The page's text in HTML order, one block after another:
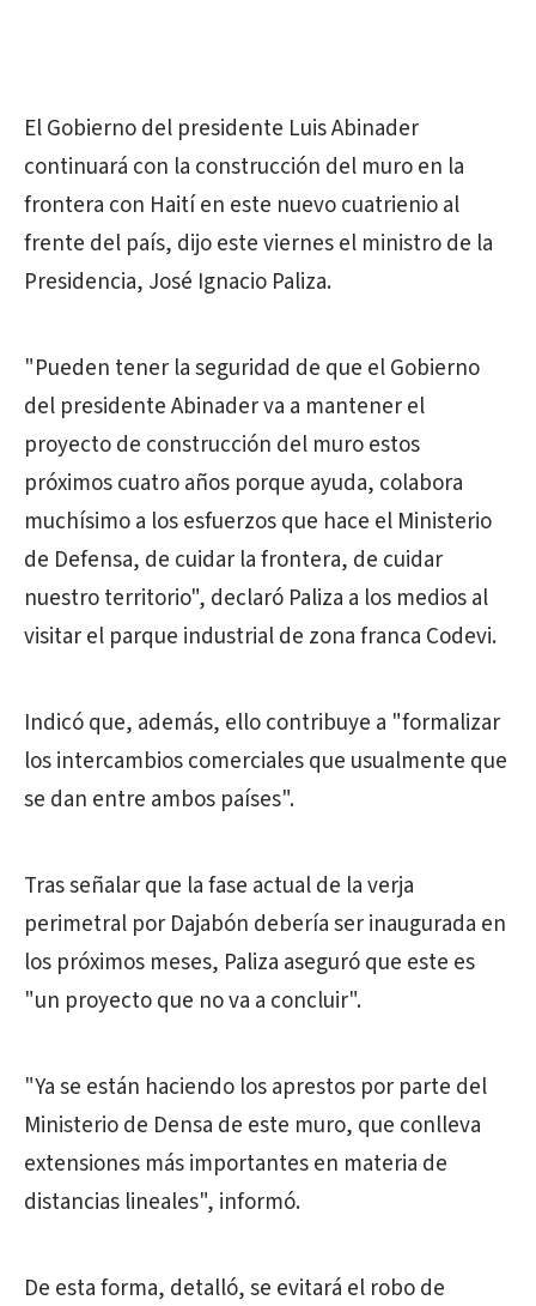
El Gobierno del presidente Luis Abinader
continuará con la construcción del muro en la
frontera con Haití en este nuevo cuatrienio al
frente del país, dijo este viernes el ministro de la
Presidencia, José Ignacio Paliza.
"Pueden tener la seguridad de que el Gobierno
del presidente Abinader va a mantener el
proyecto de construcción del muro estos
próximos cuatro años porque ayuda, colabora
muchísimo a los esfuerzos que hace el Ministerio
de Defensa, de cuidar la frontera, de cuidar
nuestro territorio", declaró Paliza a los medios al
visitar el parque industrial de zona franca Codevi.
Indicó que, además, ello contribuye a "formalizar
los intercambios comerciales que usualmente que
se dan entre ambos países".
Tras señalar que la fase actual de la verja
perimetral por Dajabón debería ser inaugurada en
los próximos meses, Paliza aseguró que este es
"un proyecto que no va a concluir".
"Ya se están haciendo los aprestos por parte del
Ministerio de Densa de este muro, que conlleva
extensiones más importantes en materia de
distancias lineales", informó.
De esta forma, detalló, se evitará el robo de